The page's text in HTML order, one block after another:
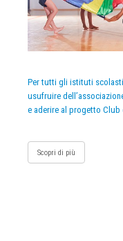
Per tutti gli istituti
usufruire
e aderire al progetto Club
Scopri di più